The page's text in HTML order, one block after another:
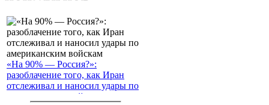
«На 90% — Россия?»:
разоблачение того, как Иран
отслеживал и наносил удары по
американским войскам